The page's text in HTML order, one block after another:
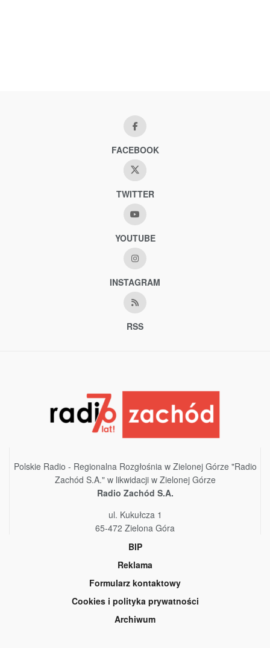
FACEBOOK
TWITTER
YOUTUBE
INSTAGRAM
RSS
Polskie Radio - Regionalna Rozgłośnia w Zielonej Górze "Radio
Zachód S.A." w likwidacji w Zielonej Górze
Radio Zachód S.A.
ul. Kukułcza 1
65-472 Zielona Góra
BIP
Reklama
Formularz kontaktowy
Cookies i polityka prywatności
Archiwum